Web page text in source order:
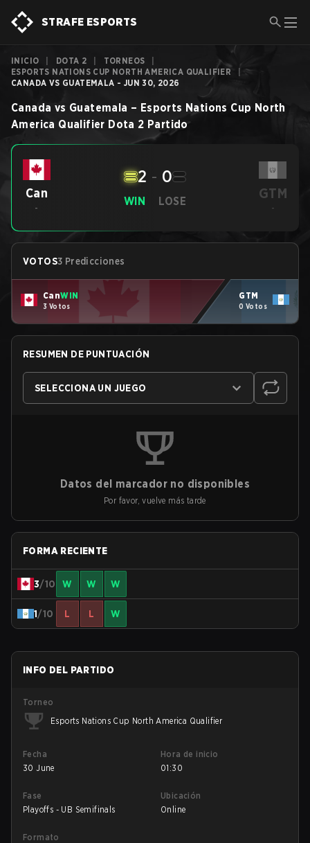
STRAFE ESPORTS
INICIO DOTA 2 TORNEOS
ESPORTS NATIONS CUP NORTH AMERICA QUALIFIER
CANADA VS GUATEMALA - JUN 30, 2026
Canada vs Guatemala – Esports Nations Cup North
America Qualifier Dota 2 Partido
Can
-
WIN
2 - 0
LOSE GTM
-
VOTOS3 Predicciones
CanWIN
3 Votos
GTM
0 Votos
RESUMEN DE PUNTUACIÓN
SELECCIONA UN JUEGO
Datos del marcador no disponibles
Por favor, vuelve más tarde
FORMA RECIENTE
3/10 W W W
1/10 L L W
INFO DEL PARTIDO
Torneo
Esports Nations Cup North America Qualifier
Fecha
30 June
Hora de inicio
01:30
Fase
Playoffs - UB Semifinals
Ubicación
Online
Formato